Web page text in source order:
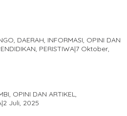
DAERAH, INFORMASI, OPINI DAN
PERISTIWA|7 Oktober,
OPINI DAN ARTIKEL,
|2 Juli, 2025